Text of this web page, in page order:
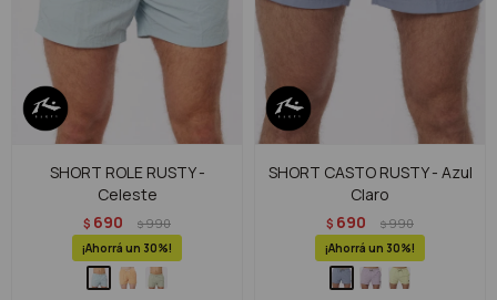
SHORT ROLE RUSTY -
Celeste
$ 690 $990
30
SHORT CASTO RUSTY - Azul
Claro
$ 690 $990
30